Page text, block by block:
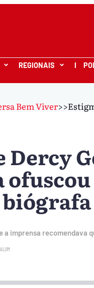
REGIONAIS I
Bem Viver>>
Dercy
imprensa recomendava